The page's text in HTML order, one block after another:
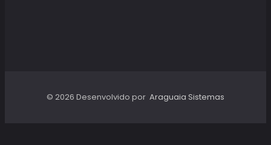
© 2026 Desenvolvido por Araguaia Sistemas